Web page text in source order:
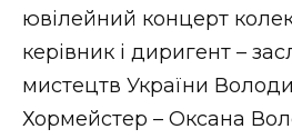
ЗАКАРПАТСЬКІ
НОВИНИ ЗАХІДНОЇ
ювілейний концерт
керівник і диригент –
мистецтв України
Хормейстер – Оксана